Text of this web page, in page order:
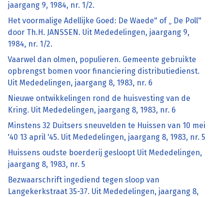
jaargang 9, 1984, nr. 1/2.
Het voormalige Adellijke Goed: De Waede" of „ De Poll"
door Th.H. JANSSEN. Uit Mededelingen, jaargang 9,
1984, nr. 1/2.
Vaarwel dan olmen, populieren. Gemeente gebruikte
opbrengst bomen voor financiering distributiedienst.
Uit Mededelingen, jaargang 8, 1983, nr. 6
Nieuwe ontwikkelingen rond de huisvesting van de
Kring. Uit Mededelingen, jaargang 8, 1983, nr. 6
Minstens 32 Duitsers sneuvelden te Huissen van 10 mei
'40 13 april '45. Uit Mededelingen, jaargang 8, 1983, nr. 5
Huissens oudste boerderij gesloopt Uit Mededelingen,
jaargang 8, 1983, nr. 5
Bezwaarschrift ingediend tegen sloop van
Langekerkstraat 35-37. Uit Mededelingen, jaargang 8,